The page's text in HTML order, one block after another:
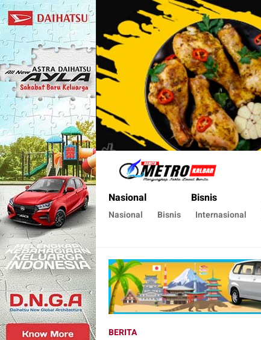
Metro Kalbar
Inspirasi Untuk Negeri
Nasional Bisnis
Nasional Bisnis Internasional
BERITA